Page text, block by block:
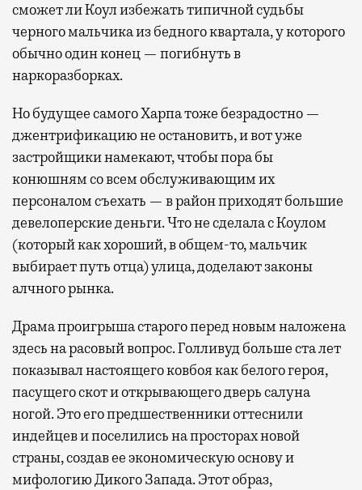
сможет ли Коул избежать типичной судьбы
черного мальчика из бедного квартала, у которого
обычно один конец — погибнуть в
наркоразборках.
Но будущее самого Харпа тоже безрадостно —
джентрификацию не остановить, и вот уже
застройщики намекают, чтобы пора бы
конюшням со всем обслуживающим их
персоналом съехать — в район приходят большие
девелоперские деньги. Что не сделала с Коулом
(который как хороший, в общем-то, мальчик
выбирает путь отца) улица, доделают законы
алчного рынка.
Драма проигрыша старого перед новым наложена
здесь на расовый вопрос. Голливуд больше ста лет
показывал настоящего ковбоя как белого героя,
пасущего скот и открывающего дверь салуна
ногой. Это его предшественники оттеснили
индейцев и поселились на просторах новой
страны, создав ее экономическую основу и
мифологию Дикого Запада. Этот образ,